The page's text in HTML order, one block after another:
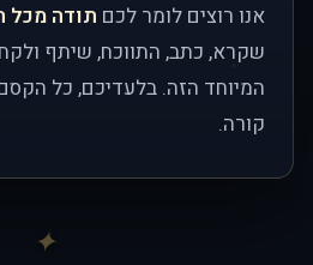
אנו רוצים לומר לכם תודה מכל
שקרא, כתב, התווכח, שיתף
המיוחד הזה. בלעדיכם, כל
קורה.